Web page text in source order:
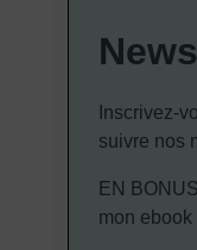
Inscrivez-
suivre nos
EN
mon